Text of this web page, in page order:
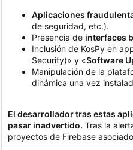
Aplicaciones
de seguridad, etc.).
Presencia de interfaces
Inclusión de KosPy en
Security)» y «Software
Manipulación de la
dinámica una vez
El desarrollador tras estas
pasar inadvertido. Tras la
proyectos de Firebase